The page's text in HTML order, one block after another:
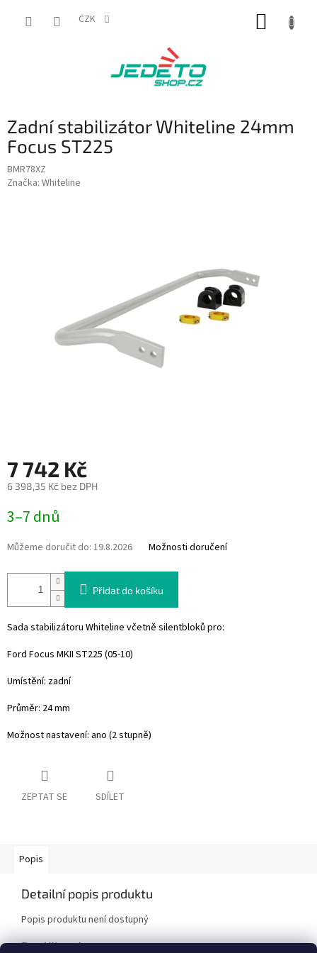
CZK
Zadní stabilizátor Whiteline 24mm
Focus ST225
BMR78XZ
Značka: Whiteline
7 742 Kč
6 398,35 Kč bez DPH
cena:
3–7 dnů
Můžeme doručit do: 19.8.2026 Možnosti doručení
Přidat do košíku
Sada stabilizátoru Whiteline včetně silentbloků pro:
Ford Focus MKII ST225 (05-10)
Umístění: zadní
Průměr: 24 mm
Možnost nastavení: ano (2 stupně)
ZEPTAT SE SDÍLET
Popis
Detailní popis produktu
Popis produktu není dostupný
Doplňkové parametry